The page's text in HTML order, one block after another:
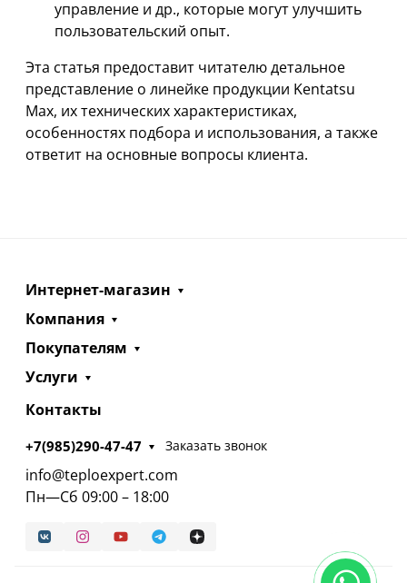
управление и др., которые могут улучшить
пользовательский опыт.
Эта статья предоставит читателю детальное
представление о линейке продукции Kentatsu
Max, их технических характеристиках,
особенностях подбора и использования, а также
ответит на основные вопросы клиента.
Интернет-магазин
Компания
Покупателям
Услуги
Контакты
+7(985)290-47-47 Заказать звонок
info@teploexpert.com
Пн—Сб 09:00 – 18:00